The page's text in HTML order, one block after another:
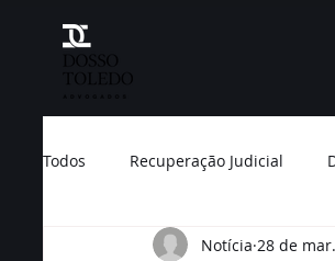
Todos Recuperação Judicial
Direito do Consumidor
Notícia 28 de